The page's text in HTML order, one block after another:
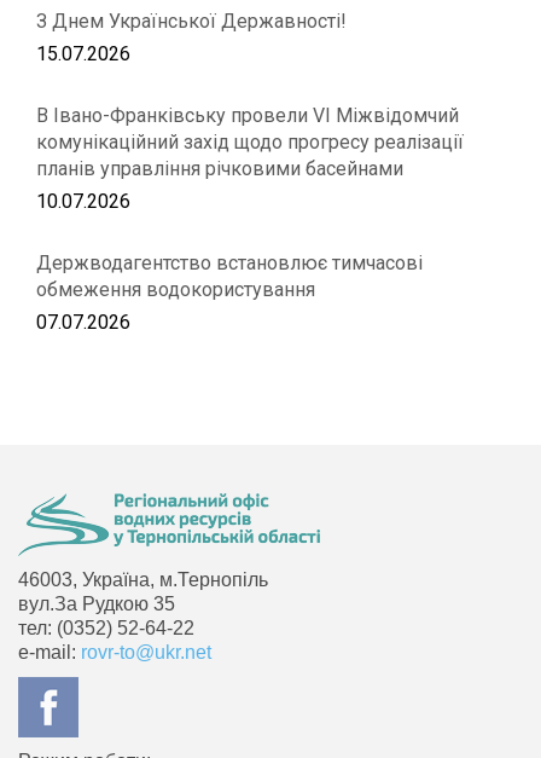
З Днем Української Державності!
15.07.2026
В Івано-Франківську провели VІ Міжвідомчий
комунікаційний захід щодо прогресу реалізації
планів управління річковими басейнами
10.07.2026
Держводагентство встановлює тимчасові
обмеження водокористування
07.07.2026
46003, Україна, м.Тернопіль
вул.За Рудкою 35
тел: (0352) 52-64-22
e-mail: rovr-to@ukr.net